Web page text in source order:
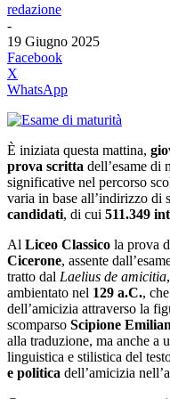
redazione
-
19 Giugno 2025
Facebook
X
WhatsApp
È iniziata questa mattina,
prova scritta dell’esame di
significative nel percorso
varia in base all’indirizzo di
candidati, di cui 511.349
Al Liceo Classico la prova
Cicerone, assente
tratto dal Laelius de amicitia
ambientato nel 129 a.C.,
dell’amicizia attraverso la
scomparso Scipione
alla traduzione, ma anche a
linguistica e stilistica del
e politica dell’amicizia